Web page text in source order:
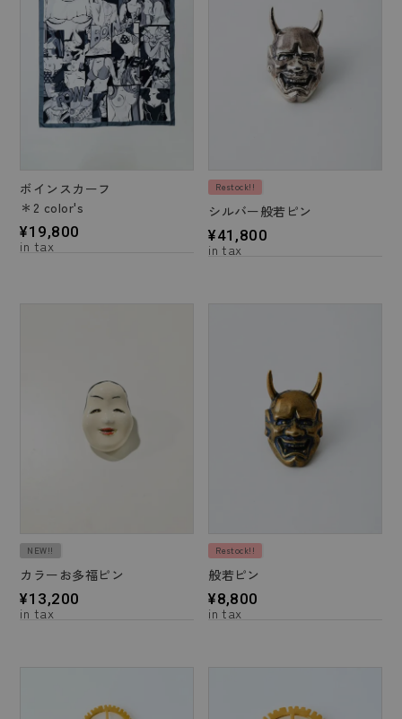
ボインスカーフ
＊2 color's
¥19,800
Restock!!
シルバー般若ピン
¥41,800
NEW!!
カラーお多福ピン
¥13,200
Restock!!
般若ピン
¥8,800